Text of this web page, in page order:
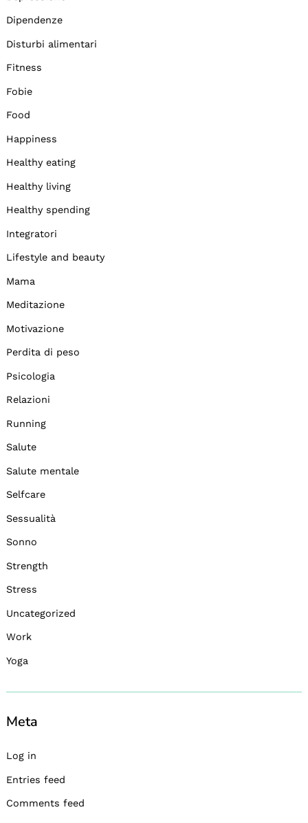
Dipendenze
Disturbi alimentari
Fitness
Fobie
Food
Happiness
Healthy eating
Healthy living
Healthy spending
Integratori
Lifestyle and beauty
Mama
Meditazione
Motivazione
Perdita di peso
Psicologia
Relazioni
Running
Salute
Salute mentale
Selfcare
Sessualità
Sonno
Strength
Stress
Uncategorized
Work
Yoga
Meta
Log in
Entries feed
Comments feed